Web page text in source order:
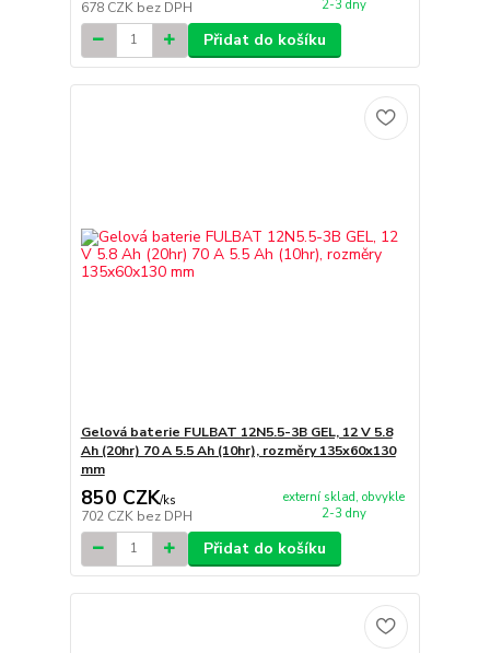
678 CZK bez DPH
2-3 dny
Přidat do košíku
Gelová baterie FULBAT 12N5.5-3B GEL, 12 V 5.8
Ah (20hr) 70 A 5.5 Ah (10hr), rozměry 135x60x130
mm
850 CZK/ks
702 CZK bez DPH
externí sklad, obvykle
2-3 dny
Přidat do košíku